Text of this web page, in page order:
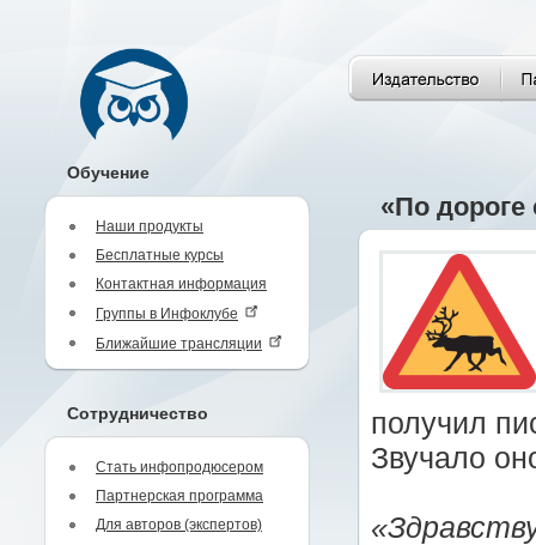
Обучение
Наши продукты
Бесплатные курсы
Контактная информация
Группы в Инфоклубе
Ближайшие трансляции
Сотрудничество
Стать инфопродюсером
Партнерская программа
Для авторов (экспертов)
«По дороге
получил
Звучало